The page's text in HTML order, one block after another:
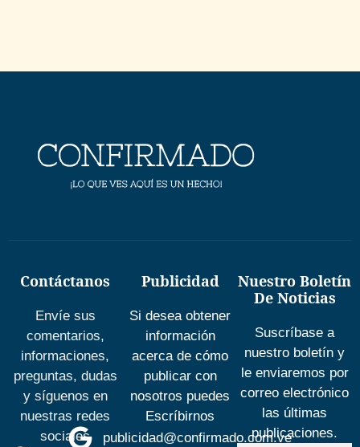
Contáctanos
Envíe sus
comentarios,
informaciones,
preguntas, dudas
y síguenos en
nuestras redes
sociales
Publicidad
Si desea obtener
información
acerca de cómo
publicar con
nosotros puedes
Escríbirnos
publicidad@confirmado.com.ve
Nuestro Boletín
De Noticias
Suscríbase a
nuestro boletín y
le enviaremos por
correo electrónico
las últimas
publicaciones.